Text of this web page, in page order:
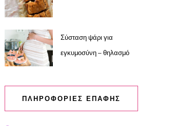
Σύσταση ψάρι για
εγκυμοσύνη – θηλασμό
ΠΛΗΡΟΦΟΡΙΕΣ ΕΠΑΦΗΣ